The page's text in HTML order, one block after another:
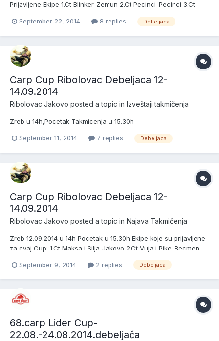
Prijavljene Ekipe 1.Ct Blinker-Zemun 2.Ct Pecinci-Pecinci 3.Ct
September 22, 2014
8 replies Debeljaca
Carp Cup Ribolovac Debeljaca 12-
14.09.2014
Ribolovac Jakovo posted a topic in Izveštaji takmičenja
Zreb u 14h,Pocetak Takmicenja u 15.30h
September 11, 2014 7 replies Debeljaca
Carp Cup Ribolovac Debeljaca 12-
14.09.2014
Ribolovac Jakovo posted a topic in Najava Takmičenja
Zreb 12.09.2014 u 14h Pocetak u 15.30h Ekipe koje su prijavljene
za ovaj Cup: 1.Ct Maksa i Silja-Jakovo 2.Ct Vuja i Pike-Becmen
Obrenovac 6.Ct Pecinci-Pecinci 7.Ct Pirati-Becmen (Box 2 ili Box
September 9, 2014 2 replies Debeljaca
68.carp Lider Cup-
22.08.-24.08.2014.debeljača